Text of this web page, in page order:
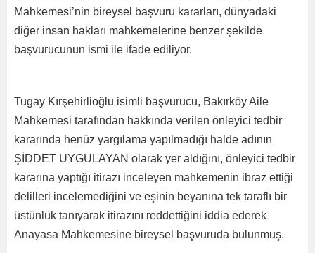
Mahkemesi’nin bireysel başvuru kararları, dünyadaki
diğer insan hakları mahkemelerine benzer şekilde
başvurucunun ismi ile ifade ediliyor.
Tugay Kırşehirlioğlu isimli başvurucu, Bakırköy Aile
Mahkemesi tarafından hakkında verilen önleyici tedbir
kararında henüz yargılama yapılmadığı halde adının
ŞİDDET UYGULAYAN olarak yer aldığını, önleyici tedbir
kararına yaptığı itirazı inceleyen mahkemenin ibraz ettiği
delilleri incelemediğini ve eşinin beyanına tek taraflı bir
üstünlük tanıyarak itirazını reddettiğini iddia ederek
Anayasa Mahkemesine bireysel başvuruda bulunmuş.